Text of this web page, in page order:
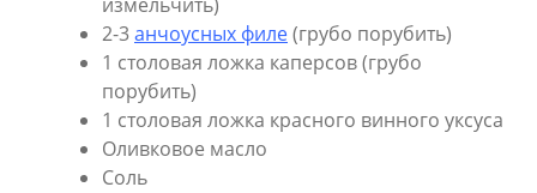
2-3анчоусных филе(грубо порубить)
1 столовая ложка каперсов (грубо
порубить)
1 столовая ложка красного винного уксуса
Оливковое масло
Соль